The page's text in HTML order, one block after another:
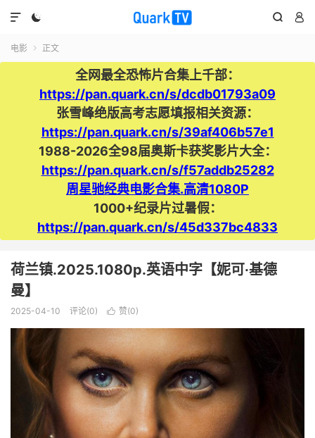
  

电影  正文
全网最全恐怖片合集上千部：
https://pan.quark.cn/s/dcdb01793a09
张雪峰绝版高考志愿填报相关资源：
https://pan.quark.cn/s/39af406b57e1
1988-2026全98届奥斯卡获奖影片大全：
https://pan.quark.cn/s/f57addb25282
周星驰经典电影合集.高清1080P
1000+纪录片过暑假：
https://pan.quark.cn/s/45d337bc4833
荷兰镇.2025.1080p.英语中字【妮可·基德
曼】
2025-04-10 评论(0)  赞(0)